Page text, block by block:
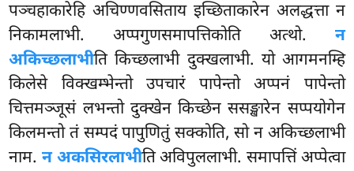
पञ्चहाकारेहि अचिण्णवसिताय इच्छिताकारेन अलद्धत्ता न
निकामलाभी. अप्पगुणसमापत्तिकोति अत्थो. न
अकिच्छलाभीति किच्छलाभी दुक्खलाभी. यो आगमनम्हि
किलेसे विक्खम्भेन्तो उपचारं पापेन्तोअप्पनं पापेन्तो
चित्तमञ्जूसं लभन्तो दुक्खेन किच्छेन ससङ्खारेन सप्पयोगेन
किलमन्तो तं सम्पदं पापुणितुं सक्कोति, सो न अकिच्छलाभी
नाम. न अकसिरलाभीति अविपुललाभी. समापत्तिं अप्पेत्वा